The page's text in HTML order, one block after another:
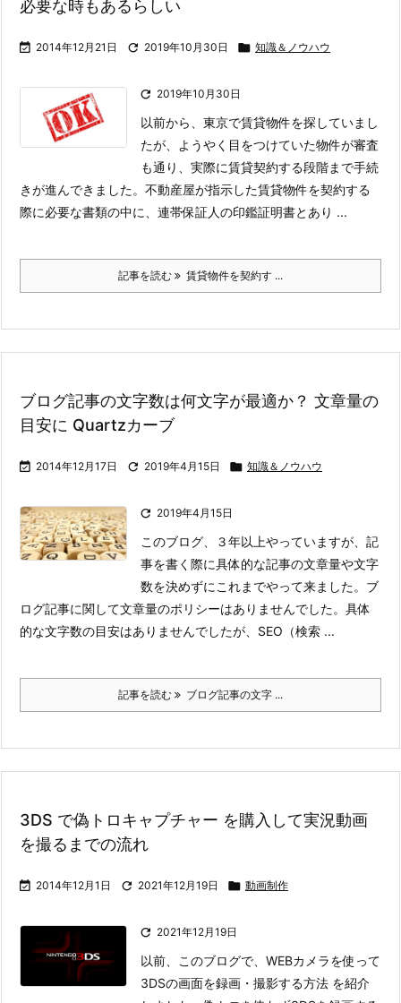
必要な時もあるらしい
 2014年12月21日  2019年10月30日  知識＆ノウハウ
 2019年10月30日
以前から、東京で賃貸物件を探していまし
たが、ようやく目をつけていた物件が審査
も通り、実際に賃貸契約する段階まで手続
きが進んできました。 不動産屋が指示した賃貸物件を契約する
際に必要な書類の中に、連帯保証人の印鑑証明書とあり ...
記事を読む 賃貸物件を契約す ...
ブログ記事の文字数は何文字が最適か？ 文章量の
目安に Quartzカーブ
 2014年12月17日  2019年4月15日  知識＆ノウハウ
 2019年4月15日
このブログ、３年以上やっていますが、記
事を書く際に具体的な記事の文章量や文字
数を決めずにこれまでやって来ました。ブ
ログ記事に関して文章量のポリシーはありませんでした。 具体
的な文字数の目安はありませんでしたが、SEO（検索 ...
記事を読む ブログ記事の文字 ...
3DS で偽トロキャプチャー を購入して実況動画
を撮るまでの流れ
 2014年12月1日  2021年12月19日  動画制作
 2021年12月19日
以前、このブログで、WEBカメラを使って
3DSの画面を録画・撮影する方法 を紹介